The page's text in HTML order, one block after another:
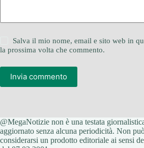
Salva il mio nome, email e sito web in
la prossima volta che commento.
Invia commento
@MegaNotizie non è una testata
aggiornato senza alcuna periodicità. Non
considerarsi un prodotto editoriale ai sensi